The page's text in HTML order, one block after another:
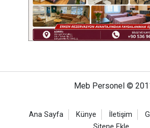
Meb Personel ©
Ana Sayfa Künye İletişim